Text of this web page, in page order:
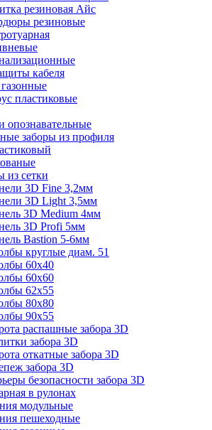
резиновая Айс
резиновые
кабеля
пластиковые
опознавательные
заборы из профиля
из сетки
3D Fine 3,2мм
3D Light 3,5мм
3D Medium 4мм
3D Profi 5мм
Bastion 5-6мм
круглые диам. 51
60х40
60х60
62х55
80х80
90х55
распашные забора 3D
забора 3D
откатные забора 3D
забора 3D
безопасности забора 3D
в рулонах
модульные
пешеходные